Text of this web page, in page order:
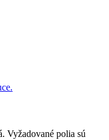
Vyžadované polia sú